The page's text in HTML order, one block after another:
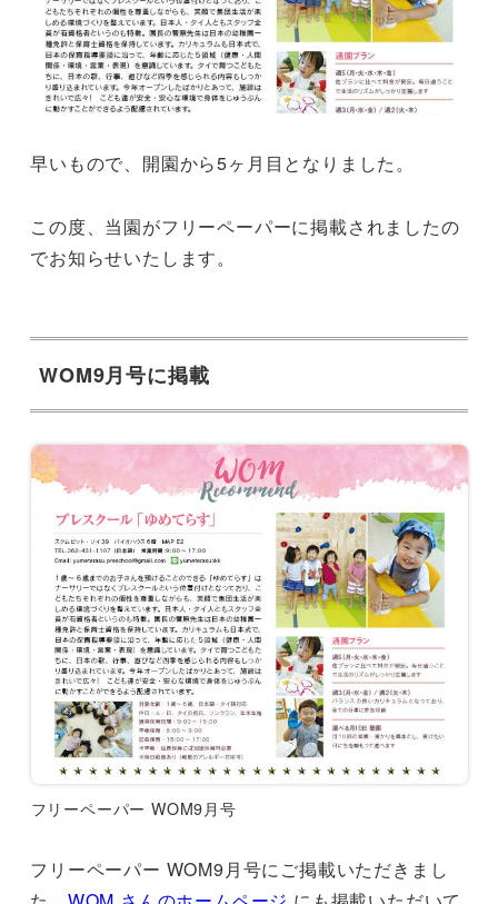
早いもので、開園から5ヶ月目となりました。
この度、当園がフリーペーパーに掲載されましたの
でお知らせいたします。
WOM9月号に掲載
フリーペーパー WOM9月号
フリーペーパー WOM9月号にご掲載いただきまし